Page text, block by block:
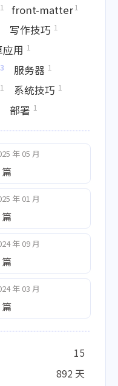
1 front-matter1
写作技巧 1
用 1
服务器 1
1 系统技巧 1
部署 1
年 05 月
篇
年 01 月
篇
年 09 月
篇
年 03 月
篇
15
892 天